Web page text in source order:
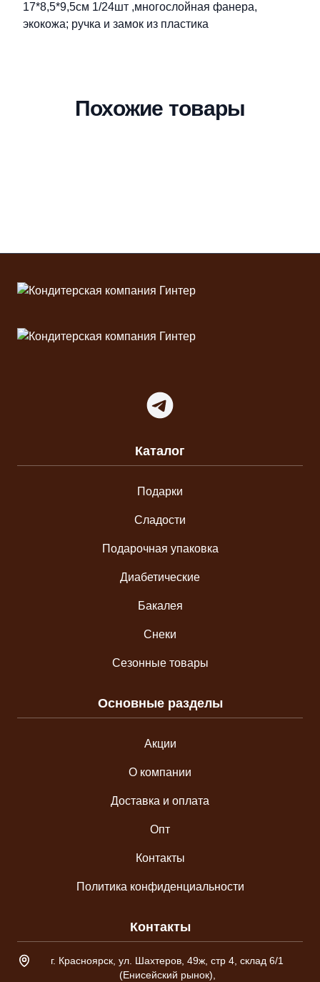
17*8,5*9,5см 1/24шт ,многослойная фанера,
экокожа; ручка и замок из пластика
Похожие товары
Telegram
Каталог
Подарки
Сладости
Подарочная упаковка
Диабетические
Бакалея
Снеки
Сезонные товары
Основные разделы
Акции
О компании
Доставка и оплата
Опт
Контакты
Политика конфиденциальности
Контакты
Адрес склада
г. Красноярск, ул. Шахтеров, 49ж, стр 4, склад 6/1
(Енисейский рынок),